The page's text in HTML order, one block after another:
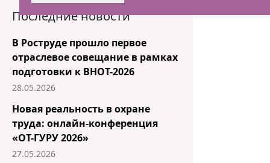
Последние новости
В Роструде прошло первое
отраслевое совещание в рамках
подготовки к ВНОТ-2026
28.05.2026
Новая реальность в охране
труда: онлайн-конференция
«ОТ-ГУРУ 2026»
27.05.2026